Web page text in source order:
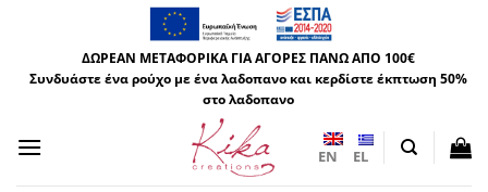
περιεχόμενοΔΩΡΕΑΝ ΜΕΤΑΦΟΡΙΚΑ ΓΙΑ ΑΓΟΡΕΣ ΠΑΝΩ ΑΠΟ 100€
Συνδυάστε ένα ρούχο με ένα λαδοπανο και κερδίστε έκπτωση 50%
στο λαδοπανο
EN EL